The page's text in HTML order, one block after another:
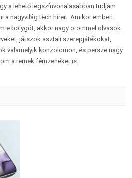
a lehető legszínvonalasabban tudjam
a nagyvilág tech híreit. Amikor emberi
e bolygót, akkor nagy örömmel olvasok
játszok asztali szerepjátékokat,
valamelyik konzolomon, és persze nagy
a remek fémzenéket is.